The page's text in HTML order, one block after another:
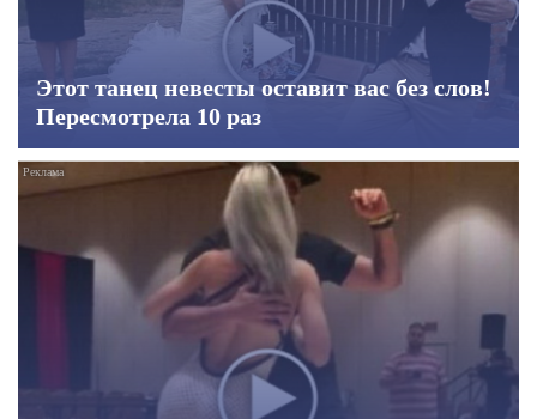
Этот танец невесты оставит вас без слов!
Пересмотрела 10 раз